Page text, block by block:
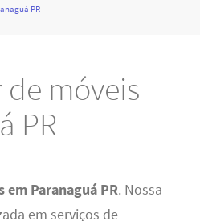
PR
móveis
PR
Paranaguá PR. Nossa
em serviços de